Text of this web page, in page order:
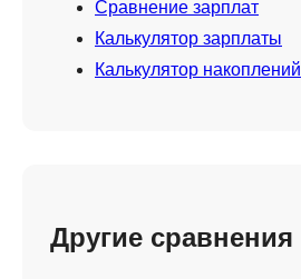
Сравнение зарплат
Калькулятор зарплаты
Калькулятор накоплений
Другие сравнения